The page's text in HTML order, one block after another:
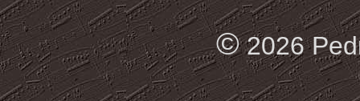
©2026